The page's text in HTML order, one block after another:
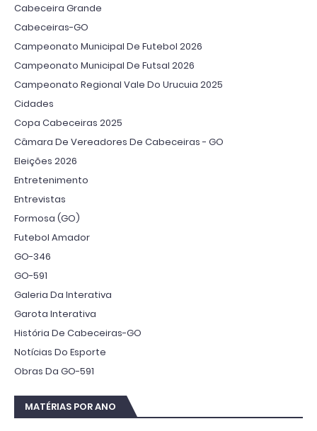
Cabeceira Grande
Cabeceiras-GO
Campeonato Municipal De Futebol 2026
Campeonato Municipal De Futsal 2026
Campeonato Regional Vale Do Urucuia 2025
Cidades
Copa Cabeceiras 2025
Câmara De Vereadores De Cabeceiras - GO
Eleições 2026
Entretenimento
Entrevistas
Formosa (GO)
Futebol Amador
GO-346
GO-591
Galeria Da Interativa
Garota Interativa
História De Cabeceiras-GO
Notícias Do Esporte
Obras Da GO-591
MATÉRIAS POR ANO